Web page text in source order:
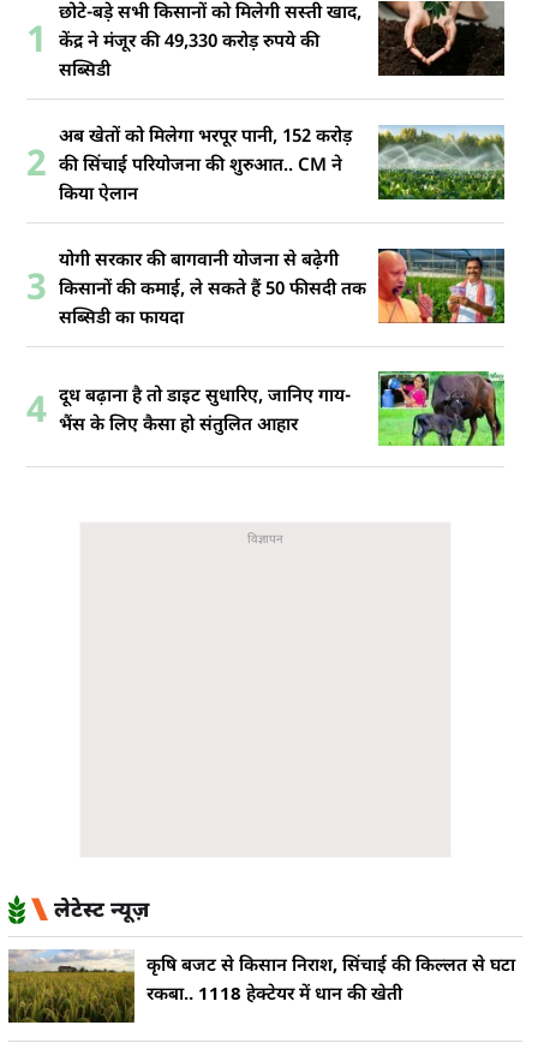
1
छोटे-बड़े सभी किसानों को मिलेगी सस्ती खाद,
केंद्र ने मंजूर की 49,330 करोड़ रुपये की
सब्सिडी
2
अब खेतों को मिलेगा भरपूर पानी, 152 करोड़
की सिंचाई परियोजना की शुरुआत.. CM ने
किया ऐलान
3
योगी सरकार की बागवानी योजना से बढ़ेगी
किसानों की कमाई, ले सकते हैं 50 फीसदी तक
सब्सिडी का फायदा
4 दूध बढ़ाना है तो डाइट सुधारिए, जानिए गाय-
भैंस के लिए कैसा हो संतुलित आहार
लेटेस्ट न्यूज़
कृषि बजट से किसान निराश, सिंचाई की किल्लत से घटा
रकबा.. 1118 हेक्टेयर में धान की खेती